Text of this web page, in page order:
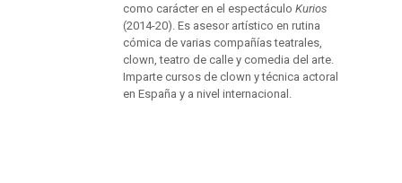
como carácter en el espectáculoKurios
(2014-20). Es asesor artístico en rutina
cómica de varias compañías teatrales,
clown, teatro de calle y comedia del arte.
Imparte cursos de clown y técnica actoral
en España y a nivel internacional.